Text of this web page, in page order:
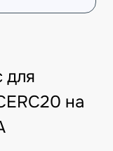
для
на